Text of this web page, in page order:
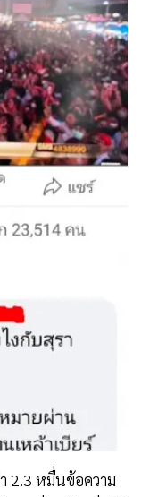
2.3 หมื่นข้อความ